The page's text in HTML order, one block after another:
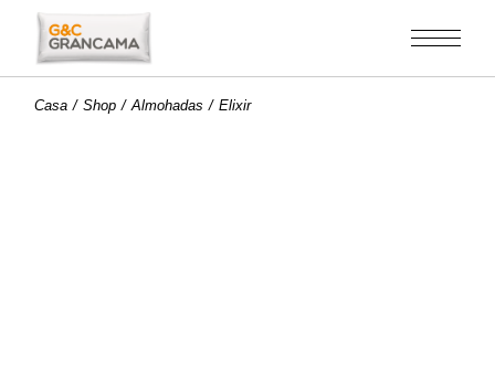
contenido
Casa Shop Almohadas Elixir